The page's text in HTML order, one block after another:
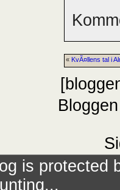
« KvÃ¤llens tal i
is protected